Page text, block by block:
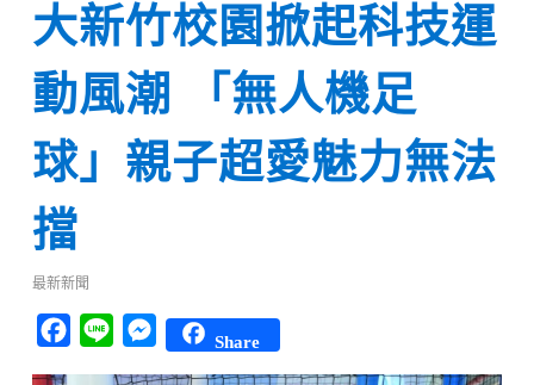
大新竹校園掀起科技運
動風潮 「無人機足
球」親子超愛魅力無法
擋
最新新聞
Facebook
Line Messenger
Share